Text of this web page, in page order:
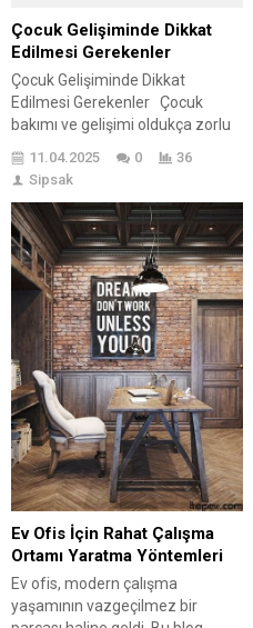
Çocuk Gelişiminde Dikkat
Edilmesi Gerekenler
Çocuk Gelişiminde Dikkat
Edilmesi Gerekenler Çocuk
bakımı ve gelişimi oldukça zorlu
kapsar. Dönem, dönem farklı
gelişimler gösteren çocukların
fiziksel ve beyinsel gelişimleri
düzenli olarak takip edilmesi
gereken ve büyük bir özen
gösterilmesi gereken bir
durumdur. Bu nedenle de çocuk
gelişimi konusunda eğitim almak,
araştırma...
11.04.2025 0
36
Sipsak
Ev Ofis İçin Rahat Çalışma
Ortamı Yaratma Yöntemleri
Ev ofis, modern çalışma
yaşamının vazgeçilmez bir